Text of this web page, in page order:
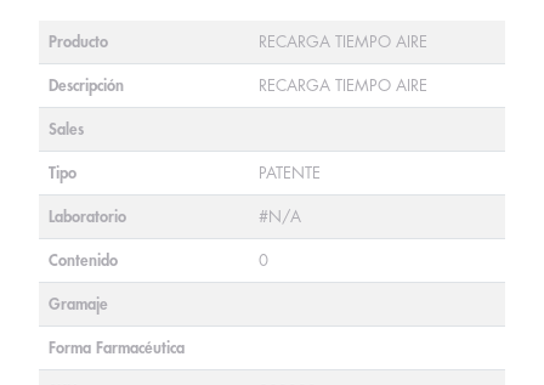
Producto RECARGA TIEMPO AIRE
Descripción RECARGA TIEMPO AIRE
Sales
Tipo PATENTE
Laboratorio #N/A
Contenido 0
Gramaje
Forma Farmacéutica